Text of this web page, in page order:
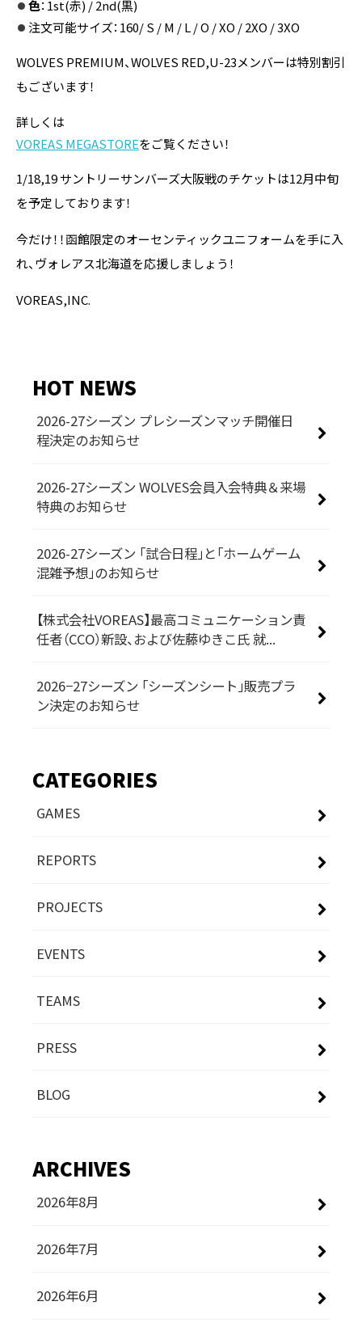
色：1st(赤) / 2nd(黒)
注文可能サイズ：160/ S / M / L / O / XO / 2XO / 3XO
WOLVES PREMIUM、WOLVES RED,U-23メンバーは特別割引
もございます！
詳しくは
VOREAS MEGASTOREをご覧ください！
1/18,19 サントリーサンバーズ大阪戦のチケットは12月中旬
を予定しております！
今だけ！！函館限定のオーセンティックユニフォームを手に入
れ、ヴォレアス北海道を応援しましょう！
VOREAS,INC.
HOT NEWS
2026-27シーズン プレシーズンマッチ開催日
程決定のお知らせ
2026-27シーズン WOLVES会員入会特典＆来場
特典のお知らせ
2026-27シーズン 「試合日程」と「ホームゲーム
混雑予想」のお知らせ
【株式会社VOREAS】最高コミュニケーション責
任者（CCO）新設、および佐藤ゆきこ氏 就...
2026−27シーズン 「シーズンシート」販売プラ
ン決定のお知らせ
CATEGORIES
GAMES
REPORTS
PROJECTS
EVENTS
TEAMS
PRESS
BLOG
ARCHIVES
2026年8月
2026年7月
2026年6月